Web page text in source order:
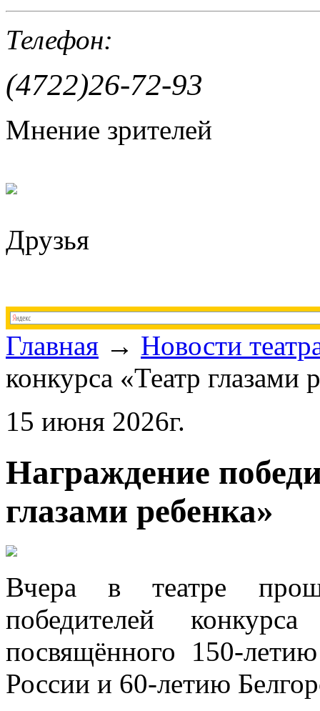
Телефон:
(4722)26-72-93
Мнение зрителей
Друзья
Главная → Новости
конкурса «Театр глазами
15 июня 2026г.
Награждение
глазами ребенка»
Вчера в театре
победителей
посвящëнного 150-
России и 60-летию